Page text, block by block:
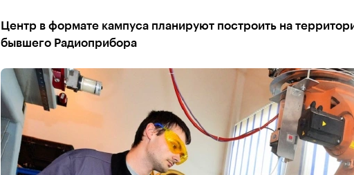
Центр в формате кампуса планируют построить на
бывшего Радиоприбора